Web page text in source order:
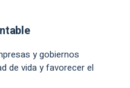
y gobiernos
de vida y favorecer el